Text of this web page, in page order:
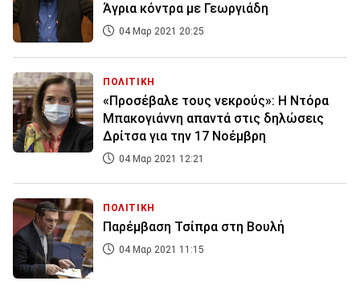
Άγρια κόντρα με Γεωργιάδη
04 Μαρ 2021 20:25
ΠΟΛΙΤΙΚΗ
«Προσέβαλε τους νεκρούς»: Η Ντόρα
Μπακογιάννη απαντά στις δηλώσεις
Δρίτσα για την 17 Νοέμβρη
04 Μαρ 2021 12:21
ΠΟΛΙΤΙΚΗ
Παρέμβαση Τσίπρα στη Βουλή
04 Μαρ 2021 11:15